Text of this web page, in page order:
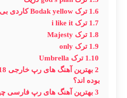
1.6 ترک Bodak yellow کاردی بی
1.7 ترک i like it
1.8 ترک Majesty
1.9 ترک only
1.10 ترک Umbrella
2
بوده اند؟
3 بهترین آهنگ های رپ فارسی